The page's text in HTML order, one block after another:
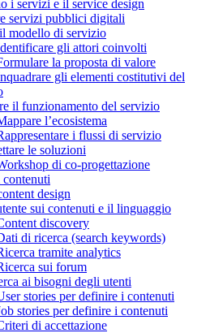
i servizi e il service design
servizi pubblici digitali
modello di servizio
gli attori coinvolti
la proposta di valore
gli elementi costitutivi del
il funzionamento del servizio
l’ecosistema
i flussi di servizio
le soluzioni
di co-progettazione
contenuti
design
sui contenuti e il linguaggio
discovery
di ricerca (search keywords)
tramite analytics
sui forum
ai bisogni degli utenti
stories per definire i contenuti
stories per definire i contenuti
di accettazione